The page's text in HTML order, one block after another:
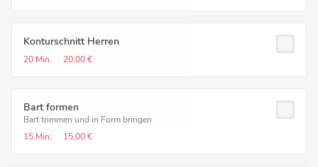
Konturschnitt Herren
20 Min. 20,00 €
Bart formen
Bart trimmen und in Form bringen
15 Min.
15,00 €